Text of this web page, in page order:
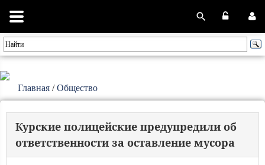
Главная /Общество
Курские полицейские предупредили об
ответственности за оставление мусора